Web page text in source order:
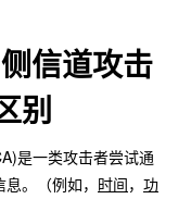
信道攻击
别
是一类攻击者尝试通
。（例如， 时间， 功